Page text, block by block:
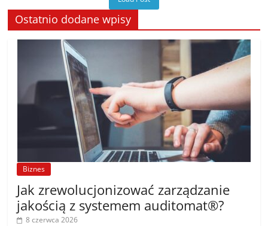
Ostatnio dodane wpisy
Biznes
Jak zrewolucjonizować zarządzanie
jakością z systemem auditomat®?
8 czerwca 2026